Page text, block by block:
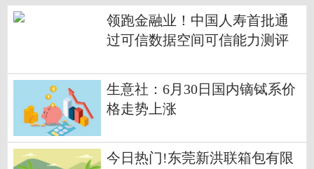
领跑金融业！中国人寿首批通
过可信数据空间可信能力测评
生意社：6月30日国内镝铽系价
格走势上涨
今日热门!东莞新洪联箱包有限